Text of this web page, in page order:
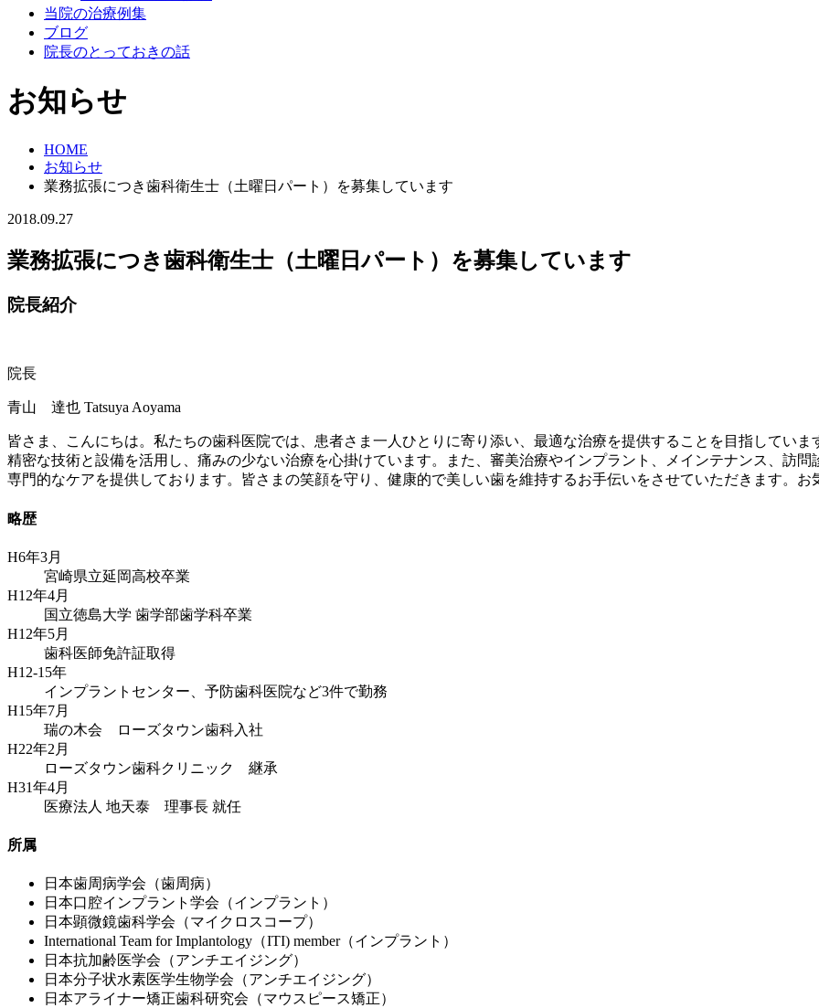
当院の治療例集
ブログ
院長のとっておきの話
お知らせ
HOME
お知らせ
業務拡張につき歯科衛生士（土曜日パート）を募集しています
2018.09.27
業務拡張につき歯科衛生士（土曜日パート）を募集しています
院長紹介
院長
青山 達也 Tatsuya Aoyama
皆さま、こんにちは。私たちの歯科医院では、患者さま一人ひとりに寄り添い、最適な治療を提供することを目指していま
精密な技術と設備を活用し、痛みの少ない治療を心掛けています。また、審美治療やインプラント、メインテナンス、訪
専門的なケアを提供しております。皆さまの笑顔を守り、健康的で美しい歯を維持するお手伝いをさせていただきます。お
略歴
H6年3月
宮崎県立延岡高校卒業
H12年4月
国立徳島大学 歯学部歯学科卒業
H12年5月
歯科医師免許証取得
H12-15年
インプラントセンター、予防歯科医院など3件で勤務
H15年7月
瑞の木会 ローズタウン歯科入社
H22年2月
ローズタウン歯科クリニック 継承
H31年4月
医療法人 地天泰 理事長 就任
所属
日本歯周病学会（歯周病）
日本口腔インプラント学会（インプラント）
日本顕微鏡歯科学会（マイクロスコープ）
International Team for Implantology（ITI) member（インプラント）
日本抗加齢医学会（アンチエイジング）
日本分子状水素医学生物学会（アンチエイジング）
日本アライナー矯正歯科研究会（マウスピース矯正）